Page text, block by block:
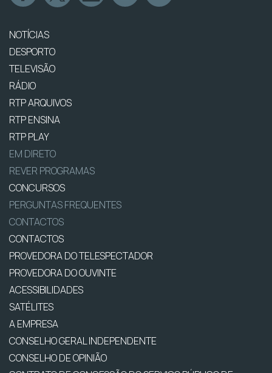
NOTÍCIAS
DESPORTO
TELEVISÃO
RÁDIO
RTP ARQUIVOS
RTP ENSINA
RTP PLAY
EM DIRETO
REVER PROGRAMAS
CONCURSOS
PERGUNTAS FREQUENTES
CONTACTOS
CONTACTOS
PROVEDORA DO TELESPECTADOR
PROVEDORA DO OUVINTE
ACESSIBILIDADES
SATÉLITES
A EMPRESA
CONSELHO GERAL INDEPENDENTE
CONSELHO DE OPINIÃO